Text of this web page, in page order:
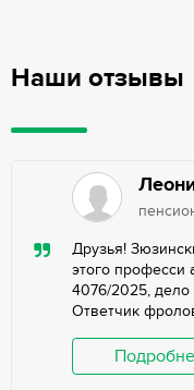
Наши отзывы
Друзья!
этого
4076/2025,
Ответчик